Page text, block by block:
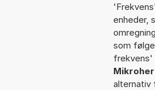
enheder,
som
frekvens'
alternativ